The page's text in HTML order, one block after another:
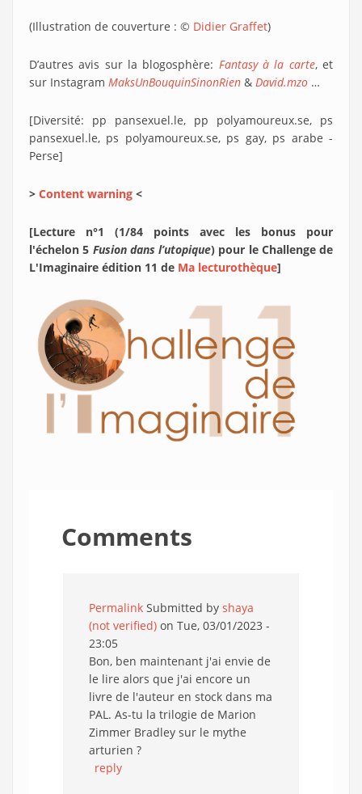
(Illustration de couverture : © Didier Graffet)
D’autres avis sur la blogosphère: Fantasy à la carte, et
sur Instagram MaksUnBouquinSinonRien & David.mzo …
[Diversité: pp pansexuel.le, pp polyamoureux.se, ps
pansexuel.le, ps polyamoureux.se, ps gay, ps arabe -
Perse]
> Content warning <
[Lecture n°1 (1/84 points avec les bonus pour
l'échelon 5 Fusion dans l’utopique) pour le Challenge de
L'Imaginaire édition 11 de Ma lecturothèque]
Comments
Permalink Submitted by shaya
(not verified) on Tue, 03/01/2023 -
23:05
Bon, ben maintenant j'ai envie de
le lire alors que j'ai encore un
livre de l'auteur en stock dans ma
PAL. As-tu la trilogie de Marion
Zimmer Bradley sur le mythe
arturien ?
reply